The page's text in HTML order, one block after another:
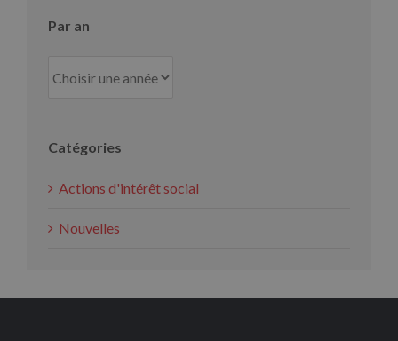
Par an
Catégories
Actions d'intérêt social
Nouvelles